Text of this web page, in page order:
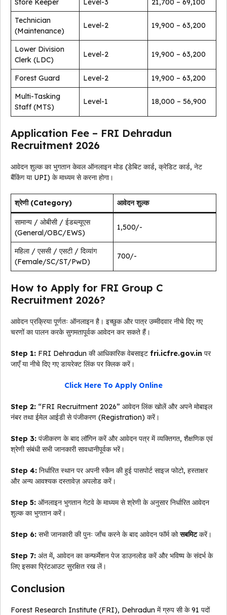
Store Keeper Level-3
₹21,700 – ₹69,100
Technician
(Maintenance)
Level-2 ₹19,900 – ₹63,200
Lower Division
Clerk (LDC)
Level-2 ₹19,900 – ₹63,200
Forest Guard Level-2
₹19,900 – ₹63,200
Multi-Tasking
Staff (MTS)
Level-1 ₹18,000 – ₹56,900
Application Fee – FRI Dehradun
Recruitment 2026
आवेदन शुल्क का भुगतान केवल ऑनलाइन मोड (डेबिट कार्ड, क्रेडिट कार्ड, नेट
बैंकिंग या UPI) के माध्यम से करना होगा।
श्रेणी (Category) आवेदन शुल्क
सामान्य / ओबीसी / ईडब्ल्यूएस
(General/OBC/EWS)
₹1,500/-
महिला / एससी / एसटी / दिव्यांग
(Female/SC/ST/PwD)
₹700/-
How to Apply for FRI Group C
Recruitment 2026?
आवेदन प्रक्रिया पूर्णतः ऑनलाइन है। इच्छुक और पात्र उम्मीदवार नीचे दिए गए
चरणों का पालन करके सुगमतापूर्वक आवेदन कर सकते हैं।
Step 1: FRI Dehradun की आधिकारिक वेबसाइट fri.icfre.gov.in पर
जाएँ या नीचे दिए गए डायरेक्ट लिंक पर क्लिक करें।
Click Here To Apply Online
Step 2: “FRI Recruitment 2026” आवेदन लिंक खोलें और अपने मोबाइल
नंबर तथा ईमेल आईडी से पंजीकरण (Registration) करें।
Step 3: पंजीकरण के बाद लॉगिन करें और आवेदन पत्र में व्यक्तिगत, शैक्षणिक एवं
श्रेणी संबंधी सभी जानकारी सावधानीपूर्वक भरें।
Step 4: निर्धारित स्थान पर अपनी स्कैन की हुई पासपोर्ट साइज फोटो, हस्ताक्षर
और अन्य आवश्यक दस्तावेज़ अपलोड करें।
Step 5: ऑनलाइन भुगतान गेटवे के माध्यम से श्रेणी के अनुसार निर्धारित आवेदन
शुल्क का भुगतान करें।
Step 6: सभी जानकारी की पुनः जाँच करने के बाद आवेदन फॉर्म कोसबमिटकरें।
Step 7: अंत में, आवेदन का कन्फर्मेशन पेज डाउनलोड करें और भविष्य के संदर्भ के
लिए इसका प्रिंटआउट सुरक्षित रख लें।
Conclusion
Forest Research Institute (FRI), Dehradun में ग्रुप सी के 91 पदों